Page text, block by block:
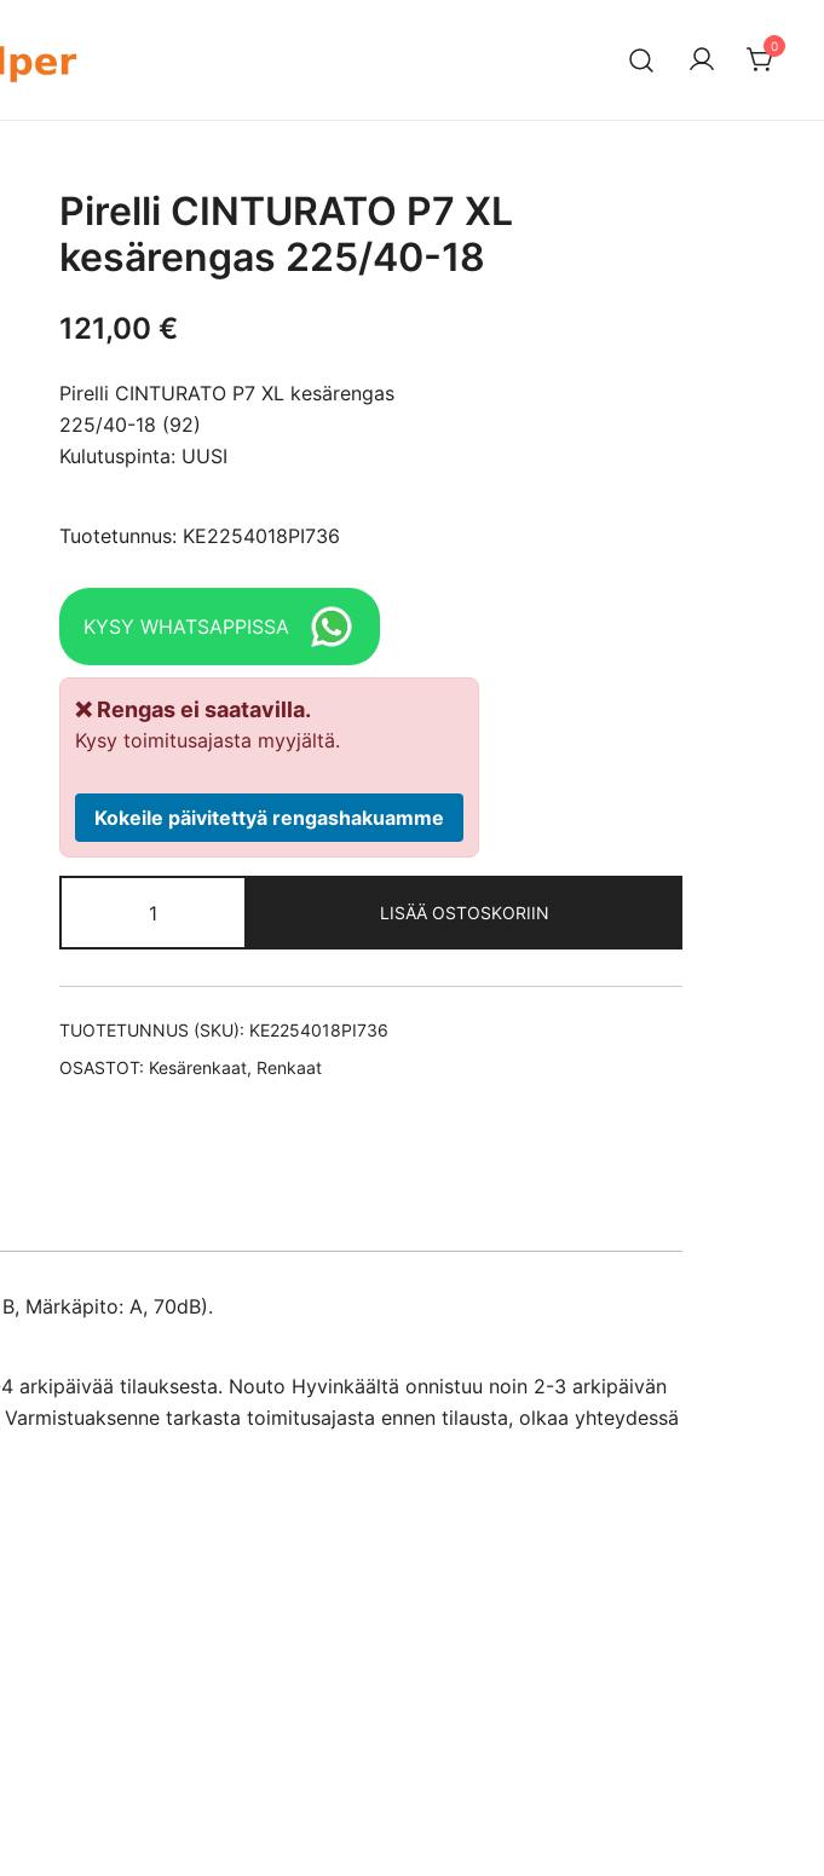
0
Pirelli CINTURATO P7 XL
kesärengas 225/40-18
121,00 €
Pirelli CINTURATO P7 XL kesärengas
225/40-18 (92)
Kulutuspinta: UUSI
Tuotetunnus: KE2254018PI736
KYSY WHATSAPPISSA
❌ Rengas ei saatavilla.
Kysy toimitusajasta myyjältä.
Kokeile päivitettyä rengashakuamme
CINTURATO
P7
XL
kesärengas
18
LISÄÄ OSTOSKORIIN
TUOTETUNNUS (SKU): KE2254018PI736
OSASTOT: Kesärenkaat, Renkaat
Märkäpito: A, 70dB).
arkipäivää tilauksesta. Nouto Hyvinkäältä onnistuu noin 2-3 arkipäivän
tarkasta toimitusajasta ennen tilausta, olkaa yhteydessä